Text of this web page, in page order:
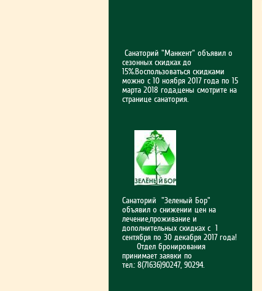
Санаторий "Манкент" объявил о
сезонных скидках до
15%.Воспользоваться скидками
можно с 10 ноября 2017 года по 15
марта 2018 года,цены смотрите на
странице санатория.
Санаторий "Зеленый Бор"
объявил о снижении цен на
лечение,проживание и
дополнительных скидках с 1
сентября по 30 декабря 2017 года!
Отдел бронирования
принимает заявки по
тел.: 8(71636)90247, 90294.